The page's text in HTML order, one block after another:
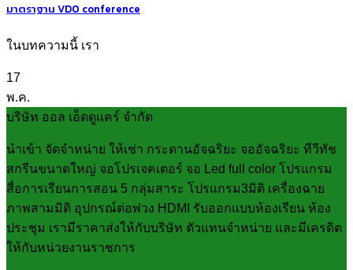
มาตราฐาน VDO conference
ในบทความนี้ เรา
17
พ.ค.
บริษัท ออล เอ็ดดูแคร์ จำกัด
นำเข้า จัดจำหน่าย ให้เช่า กระดานอัจฉริยะ จออัจฉริยะ ทีวีทัช
สกรีนขนาดใหญ่ จอโปรเจคเตอร์ จอ Led full color โปรแกรม
สื่อการเรียนการสอน 5 กลุ่มสาระ โปรแกรม3มิติ เครื่องฉาย
ภาพสามมิติ อุปกรณ์ต่อพ่วง HDMI รับออกแบบห้องเรียน ห้อง
ประชุม เรามีราคาส่งให้กับบริษัท ตัวแทนจำหน่าย และมีเครดิต
ให้กับหน่วยงานราชการ